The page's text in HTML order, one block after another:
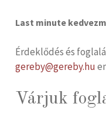
Last minute
Érdeklődés és
gereby@gereby.hu
Várjuk